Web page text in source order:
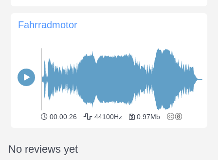
Fahrradmotor
00:00:26 44100Hz 0.97Mb
No reviews yet